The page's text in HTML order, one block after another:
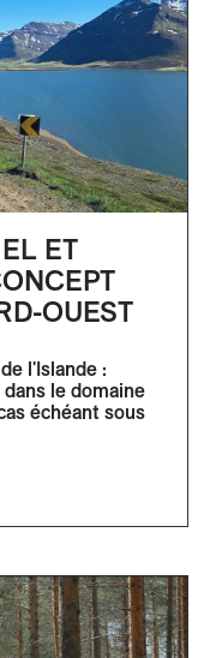
ET
OUEST
l'Islande :
le domaine
échéant sous